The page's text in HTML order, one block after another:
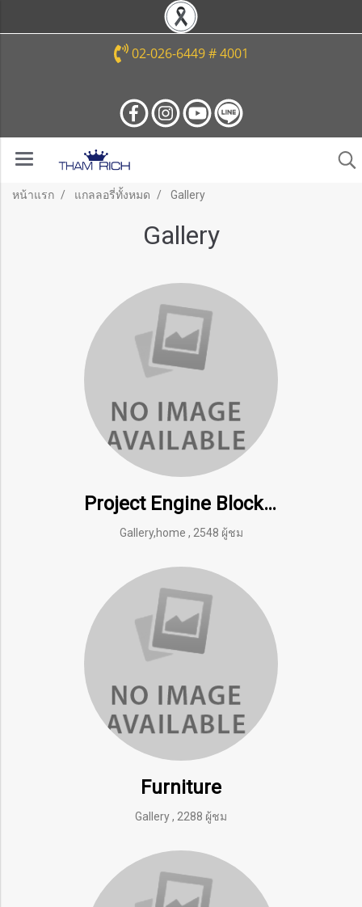
02-026-6449 # 4001
หน้าแรก แกลลอรี่ทั้งหมด Gallery
Gallery
Project Engine Block Assembly Line
Gallery,home , 2548 ผู้ชม
Furniture
Gallery, 2288 ผู้ชม